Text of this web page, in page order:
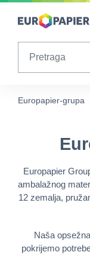
Table Of Content
Europapier Group
Europapier-grupa
Europapier
ambalažnog
12 zemalja,
Naša
pokrijemo